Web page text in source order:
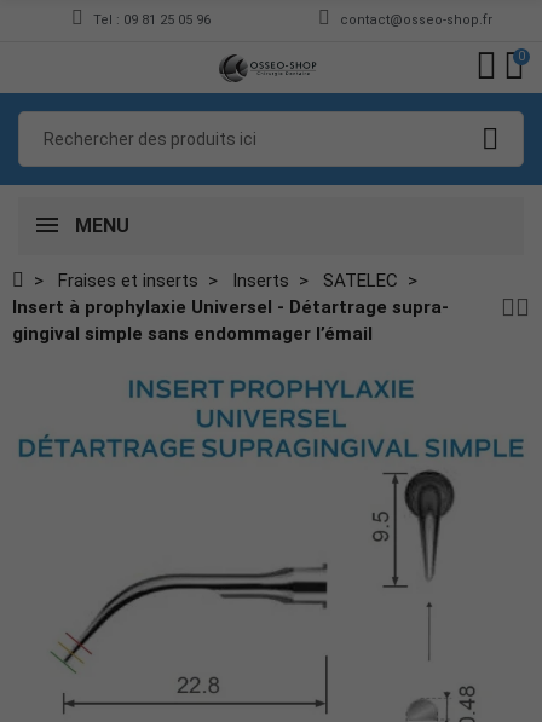
Tel : 09 81 25 05 96 contact@osseo-shop.fr
0
MENU
Fraises et inserts Inserts
SATELEC
Insert à prophylaxie Universel - Détartrage supra-
gingival simple sans endommager l’émail